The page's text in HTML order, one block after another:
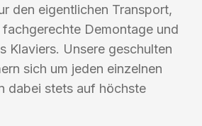
den eigentlichen Transport,
Demontage und
Klaviers. Unsere geschulten
sich um jeden einzelnen
dabei stets auf höchste